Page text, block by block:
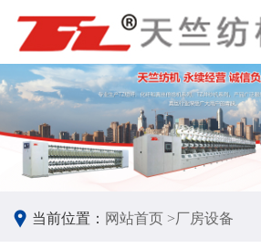
当前位置： 网站首页 >厂房设备